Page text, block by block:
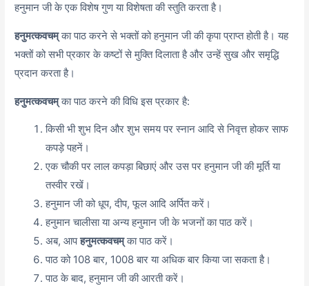
हनुमान जी के एक विशेष गुण या विशेषता की स्तुति करता है।
हनुमत्कवचम्का पाठ करने से भक्तों को हनुमान जी की कृपा प्राप्त होती है। यह
भक्तों को सभी प्रकार के कष्टों से मुक्ति दिलाता है और उन्हें सुख और समृद्धि
प्रदान करता है।
हनुमत्कवचम्का पाठ करने की विधि इस प्रकार है:
किसी भी शुभ दिन और शुभ समय पर स्नान आदि से निवृत्त होकर साफ
कपड़े पहनें।
एक चौकी पर लाल कपड़ा बिछाएं और उस पर हनुमान जी की मूर्ति या
तस्वीर रखें।
हनुमान जी को धूप, दीप, फूल आदि अर्पित करें।
हनुमान चालीसा या अन्य हनुमान जी के भजनों का पाठ करें।
अब, आपहनुमत्कवचम्का पाठ करें।
पाठ को 108 बार, 1008 बार या अधिक बार किया जा सकता है।
पाठ के बाद, हनुमान जी की आरती करें।